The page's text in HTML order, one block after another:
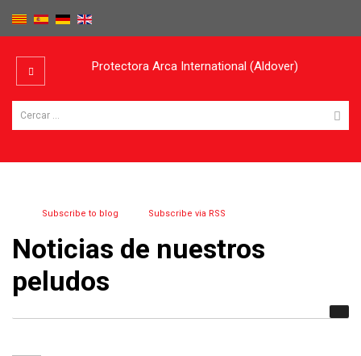
Protectora Arca International (Aldover)
Subscribe to blog Subscribe via RSS
Noticias de nuestros
peludos